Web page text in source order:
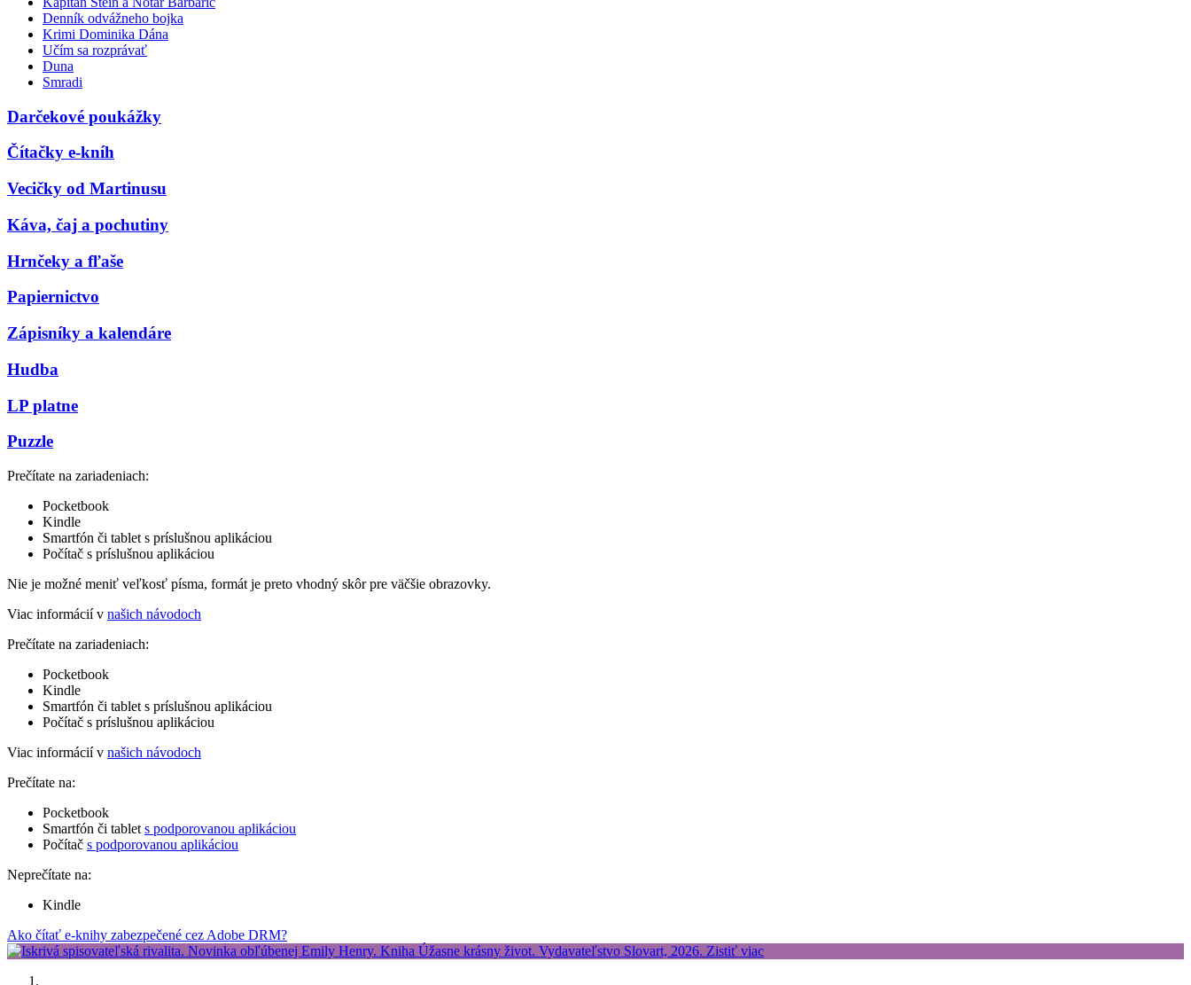
Denník odvážneho bojka
Krimi Dominika Dána
Učím sa rozprávať
Duna
Smradi
Darčekové poukážky
Čítačky e-kníh
Vecičky od Martinusu
Káva, čaj a pochutiny
Hrnčeky a fľaše
Papiernictvo
Zápisníky a kalendáre
Hudba
LP platne
Puzzle
Prečítate na zariadeniach:
Pocketbook
Kindle
Smartfón či tablet s príslušnou aplikáciou
Počítač s príslušnou aplikáciou
Nie je možné meniť veľkosť písma, formát je preto vhodný skôr pre väčšie obrazovky.
Viac informácií v našich návodoch
Prečítate na zariadeniach:
Pocketbook
Kindle
Smartfón či tablet s príslušnou aplikáciou
Počítač s príslušnou aplikáciou
Viac informácií v našich návodoch
Prečítate na:
Pocketbook
Smartfón či tablet s podporovanou aplikáciou
Počítač s podporovanou aplikáciou
Neprečítate na:
Kindle
Ako čítať e-knihy zabezpečené cez Adobe DRM?